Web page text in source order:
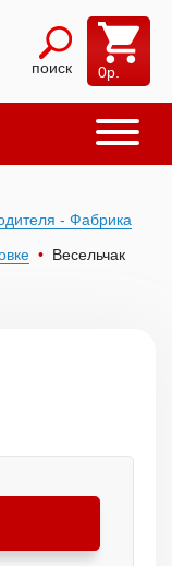
поиск 0р.
- Фабрика
Весельчак